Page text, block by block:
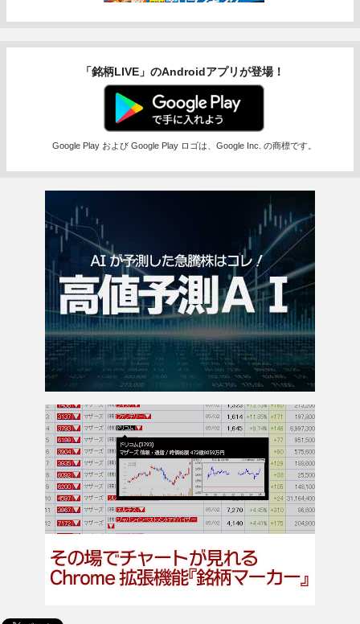
「銘柄LIVE」のAndroidアプリが登場！
Google Play および Google Play ロゴは、Google Inc. の商標です。